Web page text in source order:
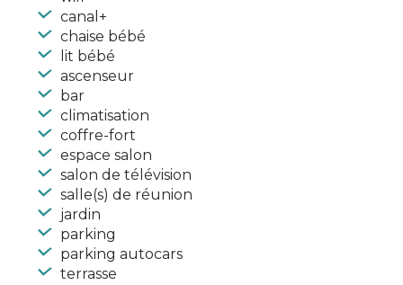
canal+
chaise bébé
lit bébé
ascenseur
bar
climatisation
coffre-fort
espace salon
salon de télévision
salle(s) de réunion
jardin
parking
parking autocars
terrasse